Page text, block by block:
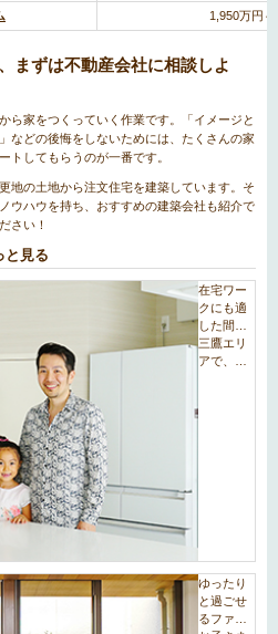
1,950万円～
まずは不動産会社に相談しよ
ら家をつくっていく作業です。「イメージと
どの後悔をしないためには、たくさんの家
トしてもらうのが一番です。
地の土地から注文住宅を建築しています。そ
ウハウを持ち、おすすめの建築会社も紹介で
さい！
と見る